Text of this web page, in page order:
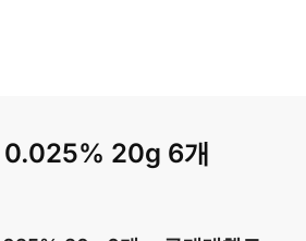
0.025% 20g 6개